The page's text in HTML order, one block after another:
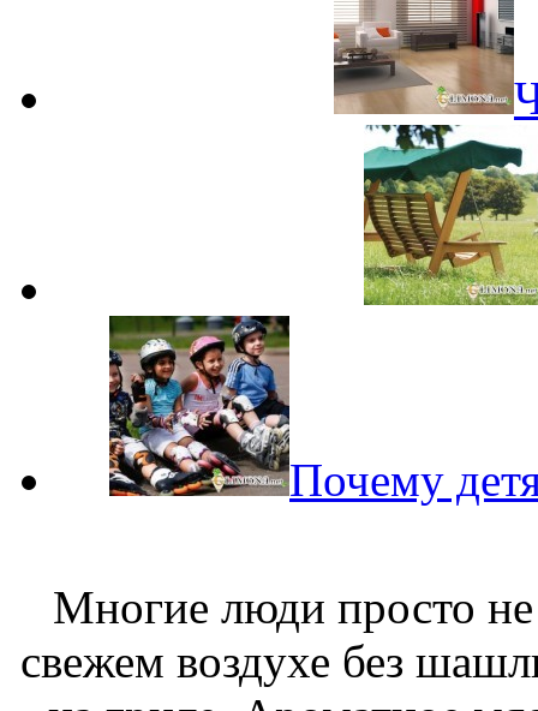
Почему
Многие люди просто не
свежем воздухе без